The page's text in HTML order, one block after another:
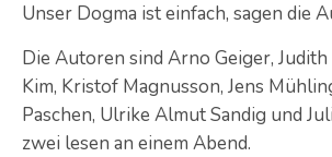
Unser Dogma ist einfach, sagen die
Die Autoren sind Arno Geiger,
Kim, Kristof Magnusson, Jens
Paschen, Ulrike Almut Sandig und
zwei lesen an einem Abend.